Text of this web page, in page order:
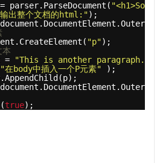
parser.ParseDocument(
出整个文档的html:");
"p");
=
"This is another paragraph."
"在body中插入一个P元素"
);
true);